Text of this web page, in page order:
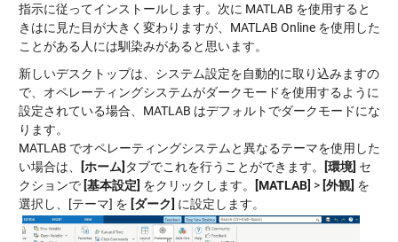
指示に従ってインストールします。次に MATLAB を使用すると
きはに見た目が大きく変わりますが、MATLAB Online を使用した
ことがある人には馴染みがあると思います。
新しいデスクトップは、システム設定を自動的に取り込みますの
で、オペレーティングシステムがダークモードを使用するように
設定されている場合、MATLAB はデフォルトでダークモードにな
ります。
MATLAB でオペレーティングシステムと異なるテーマを使用した
い場合は、
[ホーム] タブでこれを行うことができます。 [環境] セ
クションで [基本設定] をクリックします。 [MATLAB] > [外観] を
選択し、[テーマ] を [ダーク] に設定します。